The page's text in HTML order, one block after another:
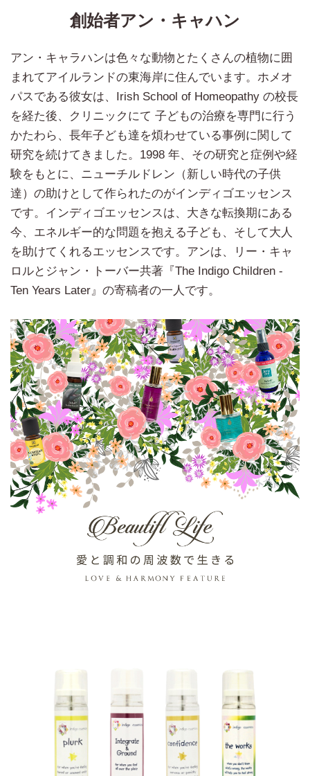
創始者アン・キャハン
アン・キャラハンは色々な動物とたくさんの植物に囲
まれてアイルランドの東海岸に住んでいます。ホメオ
パスである彼女は、Irish School of Homeopathy の校長
を経た後、クリニックにて 子どもの治療を専門に行う
かたわら、長年子ども達を煩わせている事例に関して
研究を続けてきました。1998 年、その研究と症例や経
験をもとに、ニューチルドレン（新しい時代の子供
達）の助けとして作られたのがインディゴエッセンス
です。インディゴエッセンスは、大きな転換期にある
今、エネルギー的な問題を抱える子ども、そして大人
を助けてくれるエッセンスです。アンは、リー・キャ
ロルとジャン・トーバー共著『The Indigo Children -
Ten Years Later』の寄稿者の一人です。